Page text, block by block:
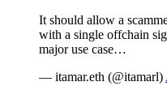
It should allow a
with a single offchain
major use case…
— itamar.eth (@itamarl)